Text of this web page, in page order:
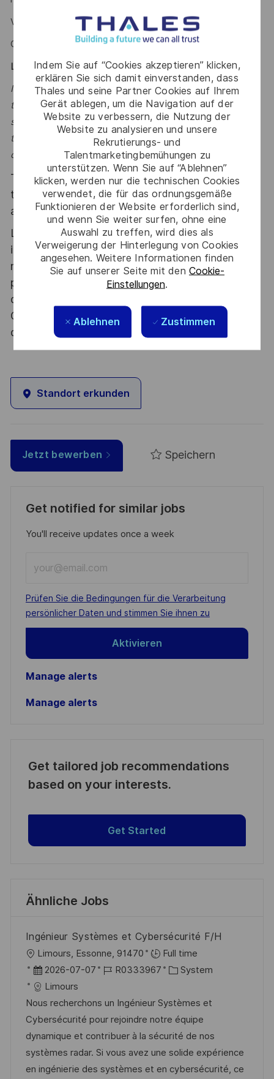
Indem Sie auf “Cookies akzeptieren” klicken,
erklären Sie sich damit einverstanden, dass
Thales und seine Partner Cookies auf Ihrem
Gerät ablegen, um die Navigation auf der
Website zu verbessern, die Nutzung der
Website zu analysieren und unsere
Rekrutierungs- und
Talentmarketingbemühungen zu
unterstützen. Wenn Sie auf “Ablehnen”
klicken, werden nur die technischen Cookies
verwendet, die für das ordnungsgemäße
Funktionieren der Website erforderlich sind,
und wenn Sie weiter surfen, ohne eine
Auswahl zu treffen, wird dies als
Verweigerung der Hinterlegung von Cookies
angesehen. Weitere Informationen finden
Sie auf unserer Seite mit den Cookie-
Einstellungen.
Ablehnen Zustimmen
Vous maitrisez l’Anglais ?
Ce poste est fait pour vous !
Le mot de l’équipe
Impressionne nous avec ton parcours ! Nous valoriserons
tes talents et créerons un environnement bienveillant et
stimulant. Je serais ravi de te voir nous rejoindre pour
travailler sur des projets enrichissants et développer tes
compétences. Romain, Manager.
Thales, entreprise Handi-Engagée, reconnait
tous les talents. La diversité est notre meilleur
atout. Postulez et rejoignez nous !
Le poste pouvant nécessiter d'accéder à des
informations relevant du secret de la défense
nationale, la personne retenue fera l'objet d'une
procédure d’habilitation, conformément aux
dispositions des articles R.2311-1 et suivants du
Code de la défense et de l’IGI 1300 SGDSN/PSE
du 09 août 2021.
Standort erkunden
Jetzt bewerben Speichern
Get notified for similar jobs
You'll receive updates once a week
Email
address
(Required)
Required
Prüfen Sie die Bedingungen für die Verarbeitung
persönlicher Daten und stimmen Sie ihnen zu
Aktivieren
Manage alerts
Manage alerts
Get tailored job recommendations
based on your interests.
Get Started
Ähnliche Jobs
Ingénieur Systèmes et Cybersécurité F/H
O
r
t
Limours, Essonne, 91470
Full time
D
a
t
u
m
d
e
2026-07-07
J
b
-
I
D
R0333967
K
t
e
g
o
r
System
Limours
Nous recherchons un Ingénieur Systèmes et
Cybersécurité pour rejoindre notre équipe
dynamique et contribuer à la sécurité de nos
systèmes radar. Si vous avez une solide expérience
en ingénierie des systèmes et en cybersécurité, ce